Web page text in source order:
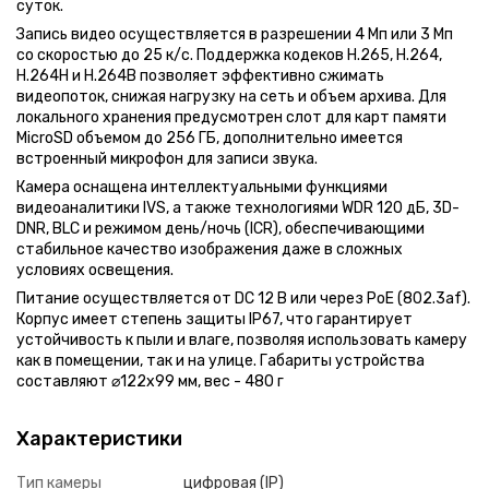
Цена на доводчики дверей
Купить доводчик в Украине
ip домофон
комплекты домофонов
панель домофона
трубка домофона
аудиодомофон
аудиопанель домофона
охранная сигнализация
датчики движения
комбинированные датчики движения
датчик разбития стекла
датчик удара
герконовые датчики
gsm сигнализация
потенциал сигнализация
пожарная сигнализация
датчик дыма
аякс сигнализация
электромеханический замок
электромагнитный замок
контроллер скуд
электромеханические защелка
доводчик двери
ключ от домофона
контроллеры доступа и считыватели
дешевые видеодомофоны
Ezviz камеры
Видеопанели для домофона без уголка
Камеры видеонаблюдения с разрешением 4 мп
Видеопанели для домофона с углом обзора 55⁰
Видеопанели для домофона с металлическим корпусом
Электромеханические защелки arny
Видеорегистраторы с 128 ip каналами
Камеры видеонаблюдения с wi-fi
Ip видеодомофоны с разрешением экрана 7"
Распродажа видеорегистраторов avtech
Ip видеодомофоны в наличии
Комплекты домофонов с автоответчиком
Кодовая клавиатура arny akp-220 em
Turbo hd видеокамера hikvision ds-2ce16u0t-itf (2.8 мм)
Ip видеокамера dahua ipc-hdw2200sp (3.6 мм)
Короб монтажный mcs-1 (10*20)
Hdcvi видеорегистратор hikvision ds-7108hqhi-k1
Комплект считыватель dahua dhi-asr2201d-b + контроллер
Ip видеокамера hikvision ds-2cd1321-i (4 мм)
Ip видеокамера dahua dh-sd22404t-gn-w (2.7-11 мм)
Модуль релейных выходов visonic latch-5pm
Ip видеокамера hikvision ds-2cd2t27g3e-l (4 мм)
Комплект видеодомофона js-228m
Turbo hd видеорегистратор hikvision ids-7208hqhi-m1/s
Коммутатор dh-pfs3218-16et-135 неуправляемый poe
суток.
Запись видео осуществляется в разрешении 4 Мп или 3 Мп
со скоростью до 25 к/с. Поддержка кодеков H.265, H.264,
H.264H и H.264B позволяет эффективно сжимать
видеопоток, снижая нагрузку на сеть и объем архива. Для
локального хранения предусмотрен слот для карт памяти
MicroSD объемом до 256 ГБ, дополнительно имеется
встроенный микрофон для записи звука.
Камера оснащена интеллектуальными функциями
видеоаналитики IVS, а также технологиями WDR 120 дБ, 3D-
DNR, BLC и режимом день/ночь (ICR), обеспечивающими
стабильное качество изображения даже в сложных
условиях освещения.
Питание осуществляется от DC 12 В или через PoE (802.3af).
Корпус имеет степень защиты IP67, что гарантирует
устойчивость к пыли и влаге, позволяя использовать камеру
как в помещении, так и на улице. Габариты устройства
составляют ⌀122x99 мм, вес - 480 г
Характеристики
Тип камеры цифровая (IP)